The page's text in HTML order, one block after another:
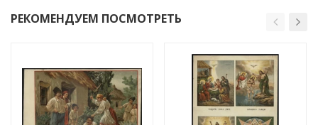
РЕКОМЕНДУЕМ ПОСМОТРЕТЬ